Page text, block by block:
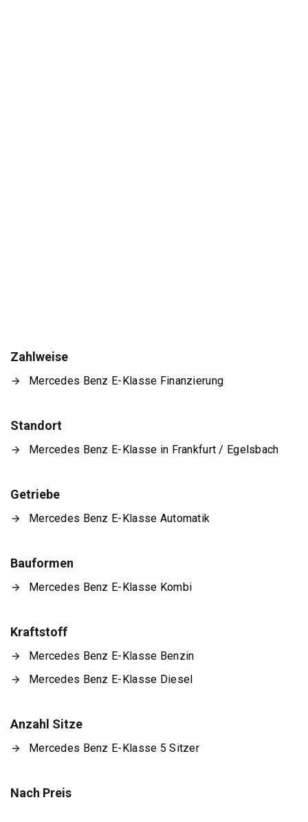
Zahlweise
Mercedes Benz E-Klasse Finanzierung
Standort
Mercedes Benz E-Klasse in Frankfurt / Egelsbach
Getriebe
Mercedes Benz E-Klasse Automatik
Bauformen
Mercedes Benz E-Klasse Kombi
Kraftstoff
Mercedes Benz E-Klasse Benzin
Mercedes Benz E-Klasse Diesel
Anzahl Sitze
Mercedes Benz E-Klasse 5 Sitzer
Nach Preis